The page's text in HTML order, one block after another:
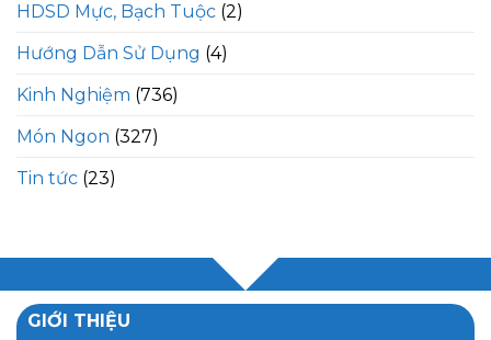
HDSD Mực, Bạch Tuộc (2)
Hướng Dẫn Sử Dụng (4)
Kinh Nghiệm (736)
Món Ngon (327)
Tin tức (23)
GIỚI THIỆU